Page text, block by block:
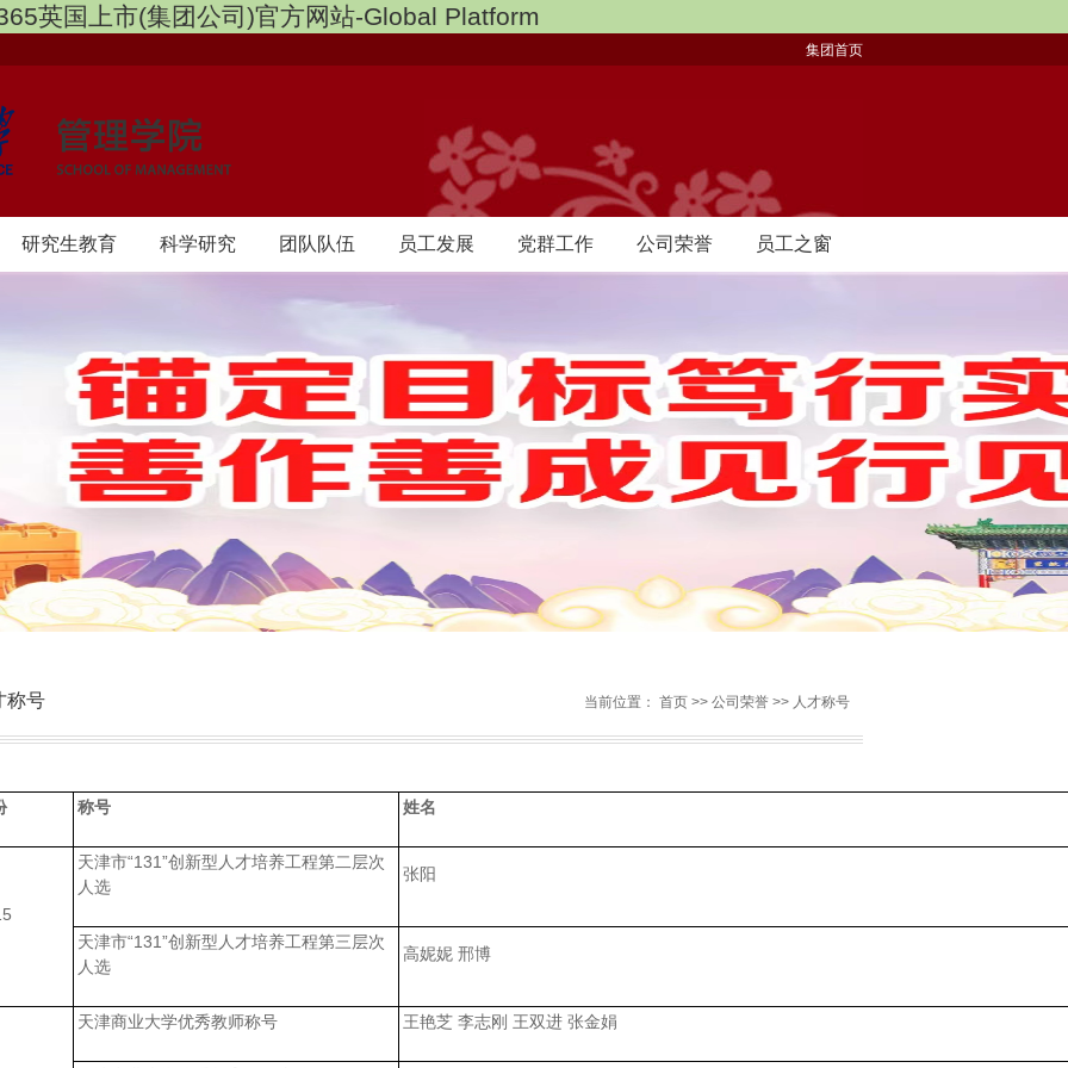
英国上市(集团公司)官方网站-Global Platform
集团首页
研究生教育 科学研究 团队队伍 员工发展 党群工作 公司荣誉 员工之窗
称号 当前位置： 首页 >> 公司荣誉 >> 人才称号
称号 姓名
天津市“131”创新型人才培养工程第二层次
人选
张阳
天津市“131”创新型人才培养工程第三层次
人选
高妮妮 邢博
天津商业大学优秀教师称号 王艳芝 李志刚 王双进 张金娟